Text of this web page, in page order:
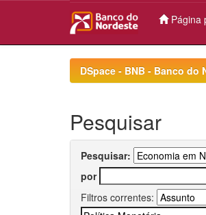
Página
DSpace - BNB - Banco do
Pesquisar
Pesquisar:
por
Filtros correntes: